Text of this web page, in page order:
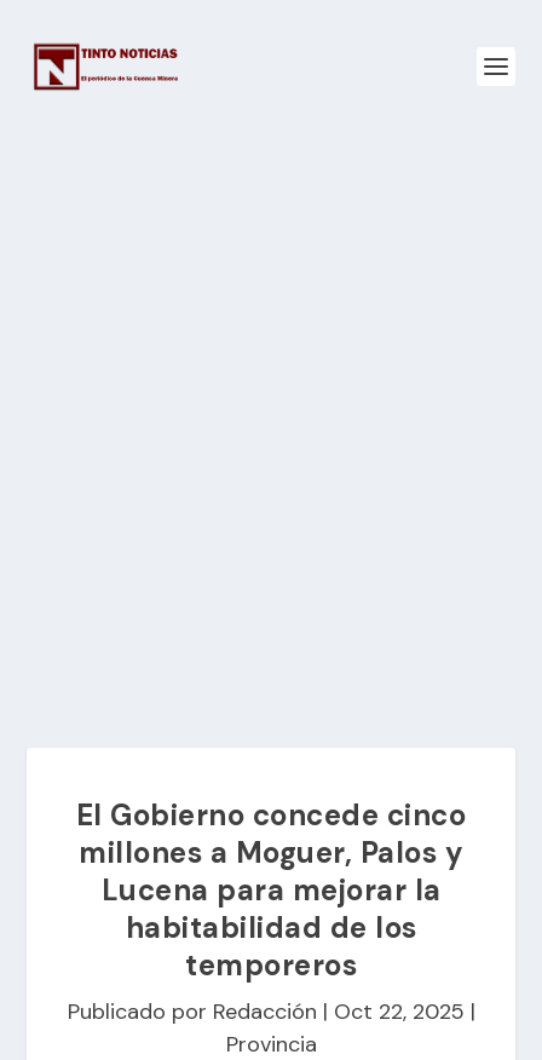
El Gobierno concede cinco
millones a Moguer, Palos y
Lucena para mejorar la
habitabilidad de los
temporeros
Publicado por Redacción | Oct 22, 2025 |
Provincia